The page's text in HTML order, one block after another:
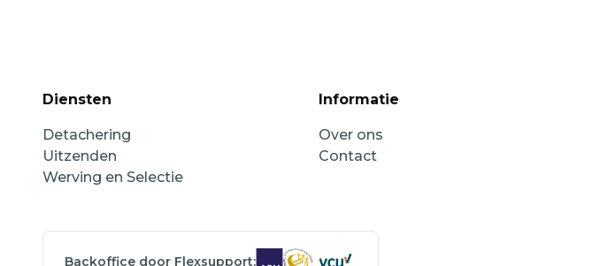
Diensten
Detachering
Uitzenden
Werving en Selectie
Informatie
Over ons
Contact
Backoffice door Flexsupport: